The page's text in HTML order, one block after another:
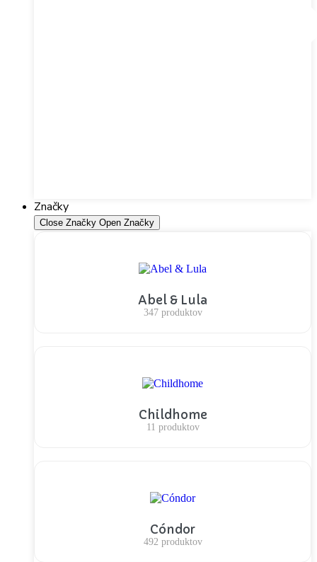
Značky
Close Značky Open Značky
Abel & Lula
347 produktov
Childhome
11 produktov
Cóndor
492 produktov